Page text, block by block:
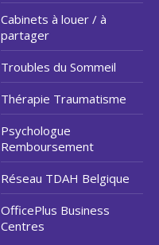
Cabinets à louer / à
partager
Troubles du Sommeil
Thérapie Traumatisme
Psychologue
Remboursement
Réseau TDAH Belgique
OfficePlus Business
Centres